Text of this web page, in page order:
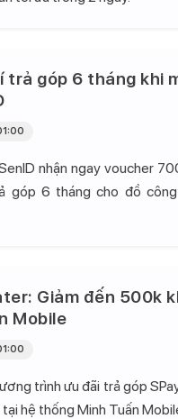
trả góp 6 tháng khi
nhận ngay voucher
góp 6 tháng cho đồ
Giảm đến 500k
Mobile
trình ưu đãi trả góp
hệ thống Minh Tuấn